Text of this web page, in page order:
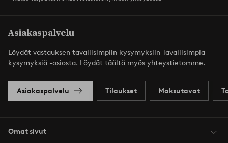
Asiakaspalvelu
Löydät vastauksen tavallisimpiin kysymyksiin Tavallisimpia
kysymyksiä -osiosta. Löydät täältä myös yhteystietomme.
Asiakaspalvelu Tilaukset Maksutavat
Omat sivut